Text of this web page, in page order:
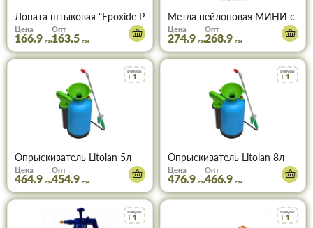
Лопата штыковая "Epoxide Pro Словакия" 0,9 кг FT-2001
Цена
166.9 грн
Опт
163.5 грн
Метла нейлоновая МИНИ с
Цена
274.9 грн
Опт
268.9 грн
Бонусы
+ 1
Опрыскиватель Litolan 5л
Цена
464.9 грн
Опт
454.9 грн
Бонусы
+ 1
Опрыскиватель Litolan 8л
Цена
476.9 грн
Опт
466.9 грн
Бонусы
+ 1
Бонусы
+ 1